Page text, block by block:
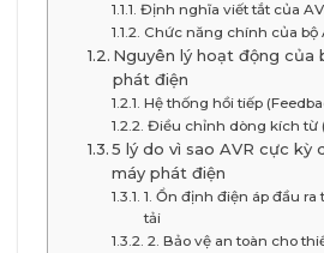
Định nghĩa viết tắt của
Chức năng chính của bộ
Nguyên lý hoạt động của
phát điện
Hệ thống hồi tiếp
Điều chỉnh dòng kích từ
5 lý do vì sao AVR cực kỳ
máy phát điện
1. Ổn định điện áp đầu
tải
2. Bảo vệ an toàn cho